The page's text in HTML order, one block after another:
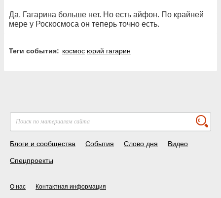
Да, Гагарина больше нет. Но есть айфон. По крайней
мере у Роскосмоса он теперь точно есть.
Теги события: космос юрий гагарин
Блоги и сообщества События Слово дня Видео
Спецпроекты
О нас Контактная информация